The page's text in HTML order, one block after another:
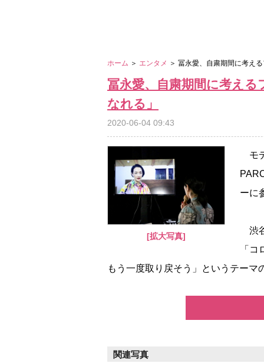
ホーム ＞ エンタメ ＞ 冨永愛、自粛期間に考え
冨永愛、自粛期間に考え
なれる」
2020-06-04 09:43
[拡大写真]
モ
ーに
渋
「
もう一度取り戻そう」というテーマ
関連写真